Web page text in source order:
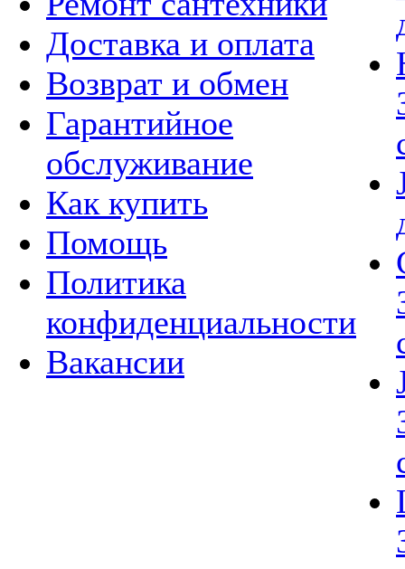
Доставка и оплата
Возврат и обмен
Гарантийное
обслуживание
Как купить
Помощь
Политика
конфиденциальности
Вакансии